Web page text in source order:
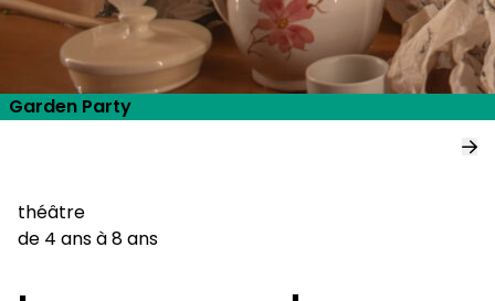
Garden Party
théâtre
de 4 ans à 8 ans